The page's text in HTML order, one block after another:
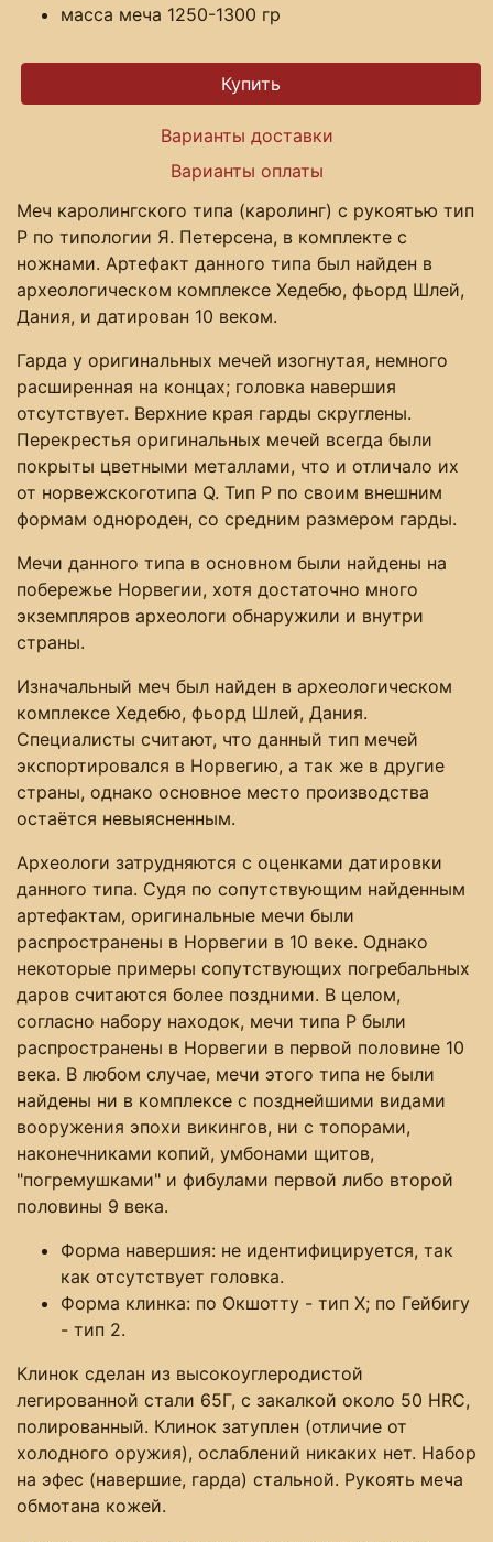
масса меча 1250-1300 гр
Варианты доставки
Варианты оплаты
Меч каролингского типа (каролинг) с рукоятью тип
P по типологии Я. Петерсена, в комплекте с
ножнами. Артефакт данного типа был найден в
археологическом комплексе Хедебю, фьорд Шлей,
Дания, и датирован 10 веком.
Гарда у оригинальных мечей изогнутая, немного
расширенная на концах; головка навершия
отсутствует. Верхние края гарды скруглены.
Перекрестья оригинальных мечей всегда были
покрыты цветными металлами, что и отличало их
от норвежскоготипа Q. Тип Р по своим внешним
формам однороден, со средним размером гарды.
Мечи данного типа в основном были найдены на
побережье Норвегии, хотя достаточно много
экземпляров археологи обнаружили и внутри
страны.
Изначальный меч был найден в археологическом
комплексе Хедебю, фьорд Шлей, Дания.
Специалисты считают, что данный тип мечей
экспортировался в Норвегию, а так же в другие
страны, однако основное место производства
остаётся невыясненным.
Археологи затрудняются с оценками датировки
данного типа. Судя по сопутствующим найденным
артефактам, оригинальные мечи были
распространены в Норвегии в 10 веке. Однако
некоторые примеры сопутствующих погребальных
даров считаются более поздними. В целом,
согласно набору находок, мечи типа Р были
распространены в Норвегии в первой половине 10
века. В любом случае, мечи этого типа не были
найдены ни в комплексе с позднейшими видами
вооружения эпохи викингов, ни с топорами,
наконечниками копий, умбонами щитов,
"погремушками" и фибулами первой либо второй
половины 9 века.
Форма навершия: не идентифицируется, так
как отсутствует головка.
Форма клинка: по Окшотту - тип X; по Гейбигу
- тип 2.
Клинок сделан из высокоуглеродистой
легированной стали 65Г, с закалкой около 50 HRC,
полированный. Клинок затуплен (отличие от
холодного оружия), ослаблений никаких нет. Набор
на эфес (навершие, гарда) стальной. Рукоять меча
обмотана кожей.